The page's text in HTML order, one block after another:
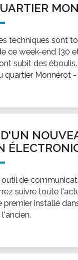
techniques sont
ce week-end [30
subit des
quartier Monnérot
de
suivre toute
premier installé